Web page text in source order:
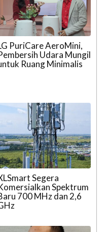
PuriCare AeroMini,
Udara Mungil
Ruang Minimalis
Segera
Spektrum
700 MHz dan 2,6